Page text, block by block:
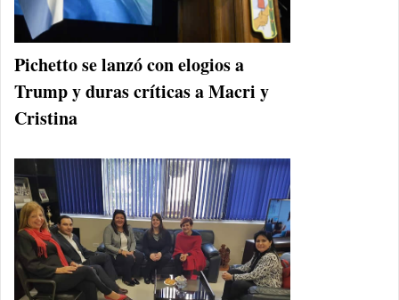
Pichetto se lanzó con elogios a
Trump y duras críticas a Macri y
Cristina